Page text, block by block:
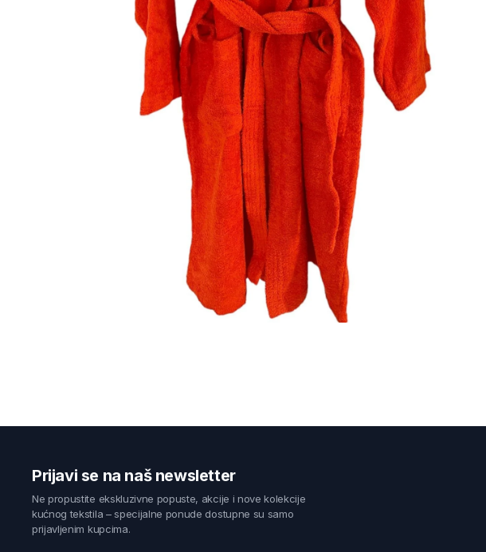
Prijavi se na naš newsletter
Ne propustite ekskluzivne popuste, akcije i nove kolekcije
kućnog tekstila – specijalne ponude dostupne su samo
prijavljenim kupcima.